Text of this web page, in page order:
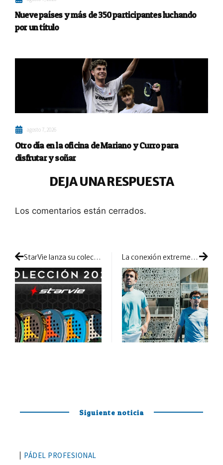
Nueve países y más de 350 participantes luchando
por un título
agosto 7, 2026
Otro día en la oficina de Mariano y Curro para
disfrutar y soñar
DEJA UNA RESPUESTA
Los comentarios están cerrados.
StarVie lanza su colección 2023 con muchas novedades La conexión extremeña de ‘Pincho’ y Diestro se da una nueva oportunidad: cambio rocambolesco a su situación
Siguiente noticia
PÁDEL PROFESIONAL